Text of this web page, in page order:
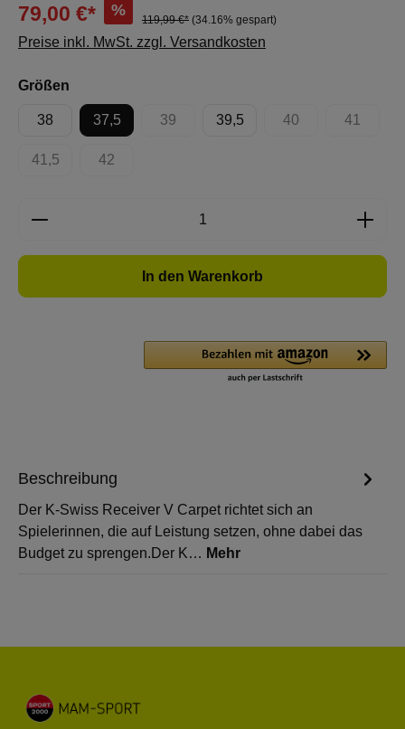
79,00 €* %
119,99 €* (34.16% gespart)
Preise inkl. MwSt. zzgl. Versandkosten
Größen
38 37,5 39
(Diese Option ist zurzeit nicht verfügbar.)
39,5 40
(Diese Option ist
41
(Diese
41,5
(Diese Option ist zurzeit nicht verfügbar.)
42
(Diese Option ist zurzeit nicht verfügbar.)
Produkt Anzahl: Gib den gewünschten
In den Warenkorb
Beschreibung
Der K-Swiss Receiver V Carpet richtet sich an
Spielerinnen, die auf Leistung setzen, ohne dabei das
Budget zu sprengen.Der K… Mehr